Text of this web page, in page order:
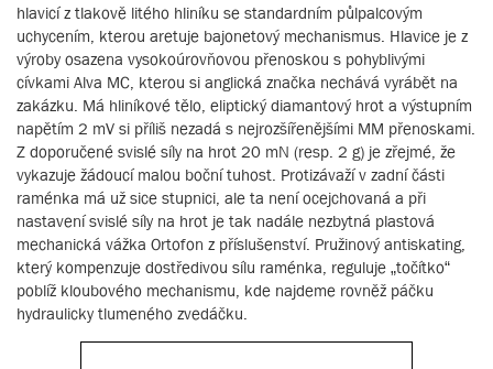
hlavicí z tlakově litého hliníku se standardním půlpalcovým
uchycením, kterou aretuje bajonetový mechanismus. Hlavice je z
výroby osazena vysokoúrovňovou přenoskou s pohyblivými
cívkami Alva MC, kterou si anglická značka nechává vyrábět na
zakázku. Má hliníkové tělo, eliptický diamantový hrot a výstupním
napětím 2 mV si příliš nezadá s nejrozšířenějšími MM přenoskami.
Z doporučené svislé síly na hrot 20 mN (resp. 2 g) je zřejmé, že
vykazuje žádoucí malou boční tuhost. Protizávaží v zadní části
raménka má už sice stupnici, ale ta není ocejchovaná a při
nastavení svislé síly na hrot je tak nadále nezbytná plastová
mechanická vážka Ortofon z příslušenství. Pružinový antiskating,
který kompenzuje dostředivou sílu raménka, reguluje „točítko“
poblíž kloubového mechanismu, kde najdeme rovněž páčku
hydraulicky tlumeného zvedáčku.